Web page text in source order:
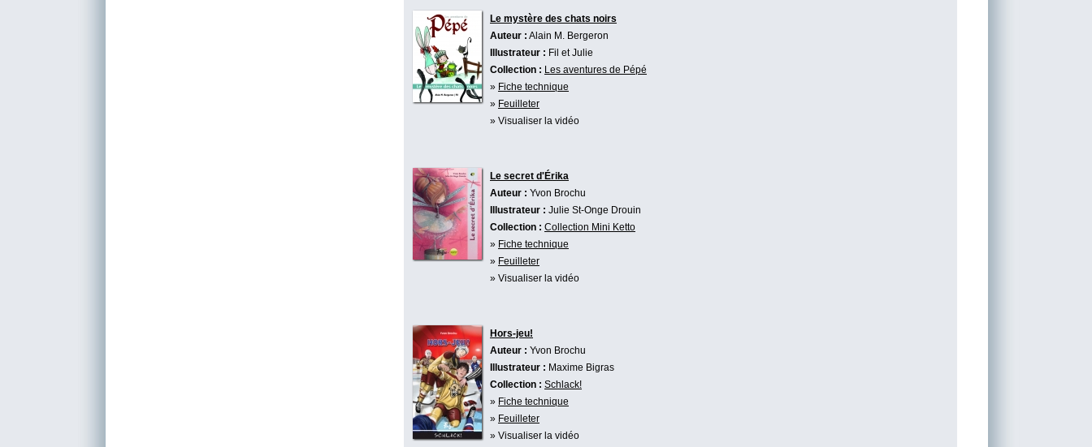
Le mystère des chats noirs
Auteur : Alain M. Bergeron
Illustrateur : Fil et Julie
Collection : Les aventures de Pépé
» Fiche technique
» Feuilleter
» Visualiser la vidéo
Le secret d'Érika
Auteur : Yvon Brochu
Illustrateur : Julie St-Onge Drouin
Collection : Collection Mini Ketto
» Fiche technique
» Feuilleter
» Visualiser la vidéo
Hors-jeu!
Auteur : Yvon Brochu
Illustrateur : Maxime Bigras
Collection : Schlack!
» Fiche technique
» Feuilleter
» Visualiser la vidéo